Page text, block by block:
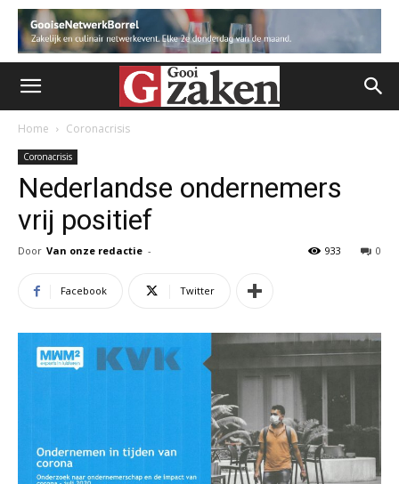
Home Coronacrisis
Coronacrisis
Nederlandse ondernemers
vrij positief
Door Van onze redactie - 0
933
Facebook Twitter